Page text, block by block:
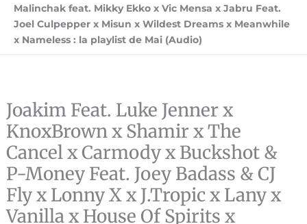
Malinchak feat. Mikky Ekko x Vic Mensa x Jabru Feat.
Joel Culpepper x Misun x Wildest Dreams x Meanwhile
x Nameless : la playlist de Mai (Audio)
Joakim Feat. Luke Jenner x
KnoxBrown x Shamir x The
Cancel x Carmody x Buckshot &
P-Money Feat. Joey Badass & CJ
Fly x Lonny X x J.Tropic x Lany x
Vanilla x House Of Spirits x